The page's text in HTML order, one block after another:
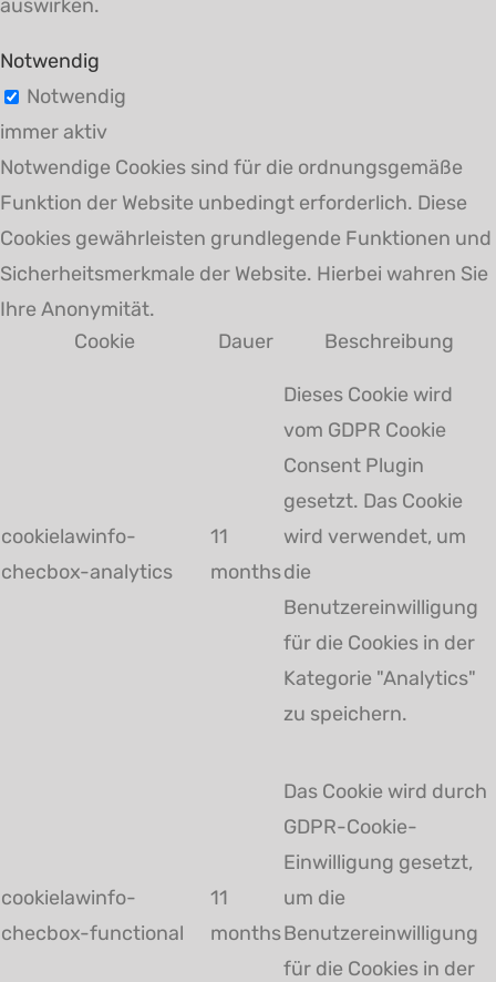
auswirken.
Notwendig
Notwendig
immer aktiv
Notwendige Cookies sind für die ordnungsgemäße
Funktion der Website unbedingt erforderlich. Diese
Cookies gewährleisten grundlegende Funktionen und
Sicherheitsmerkmale der Website. Hierbei wahren Sie
Ihre Anonymität.
Cookie
Dauer Beschreibung
cookielawinfo-
checbox-analytics
11
months
Dieses Cookie wird
vom GDPR Cookie
Consent Plugin
gesetzt. Das Cookie
wird verwendet, um
die
Benutzereinwilligung
für die Cookies in der
Kategorie "Analytics"
zu speichern.
cookielawinfo-
checbox-functional
11
months
Das Cookie wird durch
GDPR-Cookie-
Einwilligung gesetzt,
um die
Benutzereinwilligung
für die Cookies in der